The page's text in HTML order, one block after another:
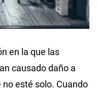
en la que las
causado daño a
no esté solo. Cuando